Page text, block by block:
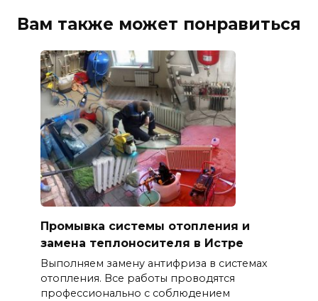
Вам также может понравиться
Промывка системы отопления и
замена теплоносителя в Истре
Выполняем замену антифриза в системах
отопления. Все работы проводятся
профессионально с соблюдением